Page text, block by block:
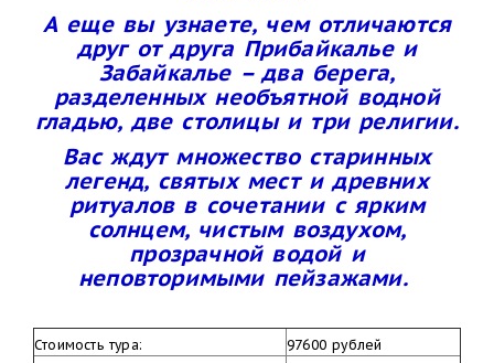
А еще вы узнаете, чем отличаются
друг от друга Прибайкалье и
Забайкалье – два берега,
разделенных необъятной водной
гладью, две столицы и три религии.
Вас ждут множество старинных
легенд, святых мест и древних
ритуалов в сочетании с ярким
солнцем, чистым воздухом,
прозрачной водой и
неповторимыми пейзажами.
Стоимость тура:
97600 рублей